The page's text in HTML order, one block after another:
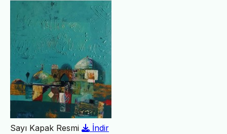
Sayı Kapak Resmi
İndir